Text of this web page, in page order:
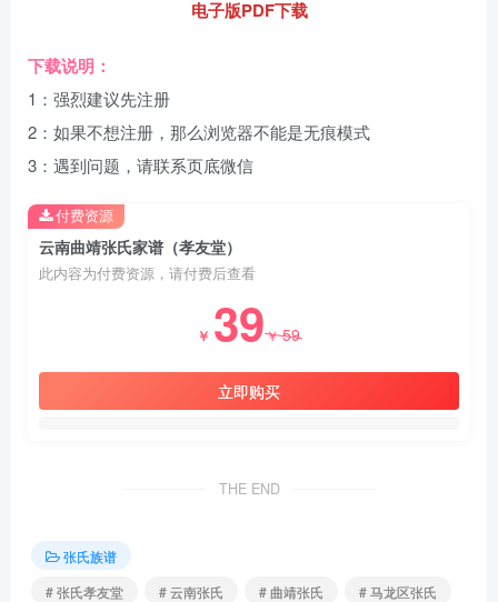
电子版PDF下载
下载说明：
1：强烈建议先注册
2：如果不想注册，那么浏览器不能是无痕模式
3：遇到问题，请联系页底微信
云南曲靖张氏家谱（孝友堂）
此内容为付费资源，请付费后查看
￥ 39￥59
立即购买
付费资源
THE END
张氏族谱
# 张氏孝友堂
# 云南张氏 # 曲靖张氏 # 马龙区张氏